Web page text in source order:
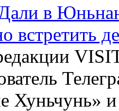
в
встретить
Хуньчунь»